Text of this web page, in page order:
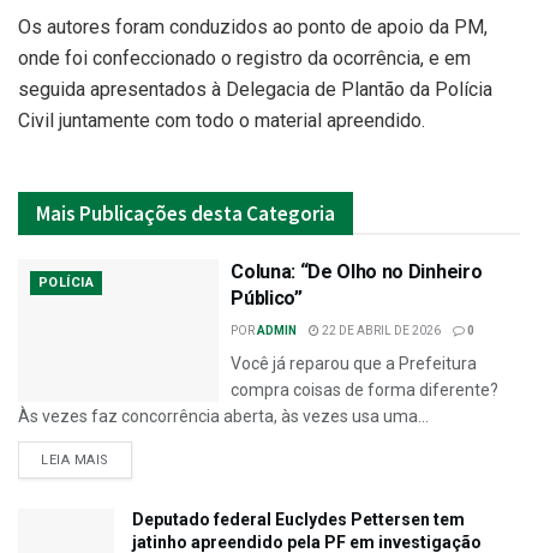
Os autores foram conduzidos ao ponto de apoio da PM,
onde foi confeccionado o registro da ocorrência, e em
seguida apresentados à Delegacia de Plantão da Polícia
Civil juntamente com todo o material apreendido.
Mais Publicações desta Categoria
POLÍCIA
Coluna: “De Olho no Dinheiro
Público”
PORADMIN 22 DE ABRIL DE 2026 0
Você já reparou que a Prefeitura
compra coisas de forma diferente?
Às vezes faz concorrência aberta, às vezes usa uma...
LEIA MAIS
Deputado federal Euclydes Pettersen tem
jatinho apreendido pela PF em investigação